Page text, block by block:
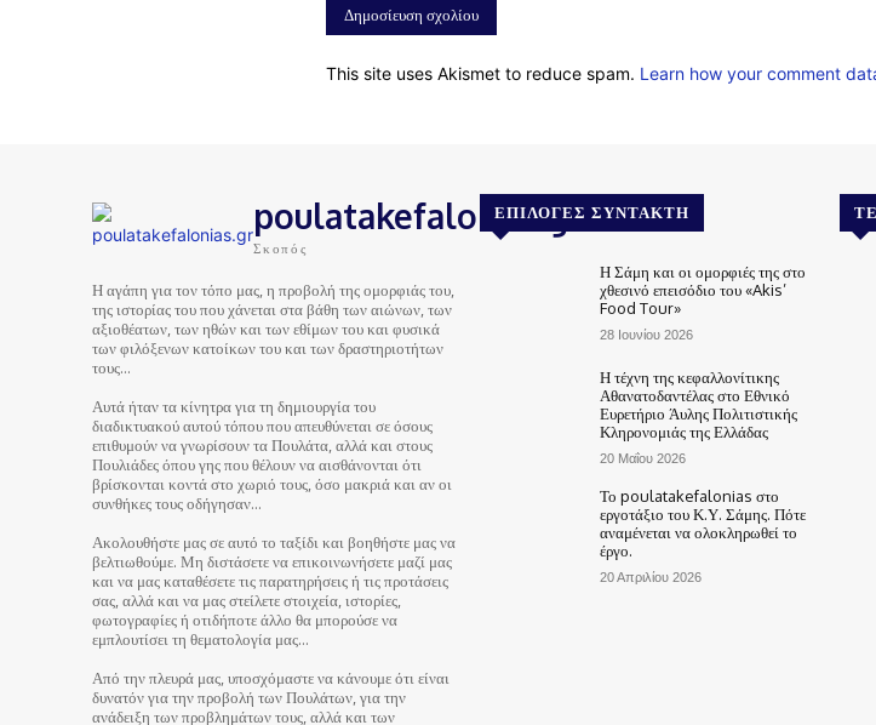
This site uses Akismet to reduce spam. Learn how your comment
poulatakefalonias.gr
Σκοπός
Η αγάπη για τον τόπο μας, η προβολή της ομορφιάς του,
της ιστορίας του που χάνεται στα βάθη των αιώνων, των
αξιοθέατων, των ηθών και των εθίμων του και φυσικά
των φιλόξενων κατοίκων του και των δραστηριοτήτων
τους…
Αυτά ήταν τα κίνητρα για τη δημιουργία του
διαδικτυακού αυτού τόπου που απευθύνεται σε όσους
επιθυμούν να γνωρίσουν τα Πουλάτα, αλλά και στους
Πουλιάδες όπου γης που θέλουν να αισθάνονται ότι
βρίσκονται κοντά στο χωριό τους, όσο μακριά και αν οι
συνθήκες τους οδήγησαν…
Ακολουθήστε μας σε αυτό το ταξίδι και βοηθήστε μας να
βελτιωθούμε. Μη διστάσετε να επικοινωνήσετε μαζί μας
και να μας καταθέσετε τις παρατηρήσεις ή τις προτάσεις
σας, αλλά και να μας στείλετε στοιχεία, ιστορίες,
φωτογραφίες ή οτιδήποτε άλλο θα μπορούσε να
εμπλουτίσει τη θεματολογία μας…
Από την πλευρά μας, υποσχόμαστε να κάνουμε ότι είναι
δυνατόν για την προβολή των Πουλάτων, για την
ανάδειξη των προβλημάτων τους, αλλά και των
ΕΠΙΛΟΓΈΣ ΣΥΝΤΆΚΤΗ
Η Σάμη και οι ομορφιές της στο
χθεσινό επεισόδιο του «Akis’
Food Tour»
28 Ιουνίου 2026
Η τέχνη της κεφαλλονίτικης
Αθανατοδαντέλας στο Εθνικό
Ευρετήριο Άυλης Πολιτιστικής
Κληρονομιάς της Ελλάδας
20 Μαΐου 2026
Το poulatakefalonias στο
εργοτάξιο του Κ.Υ. Σάμης. Πότε
αναμένεται να ολοκληρωθεί το
έργο.
20 Απριλίου 2026